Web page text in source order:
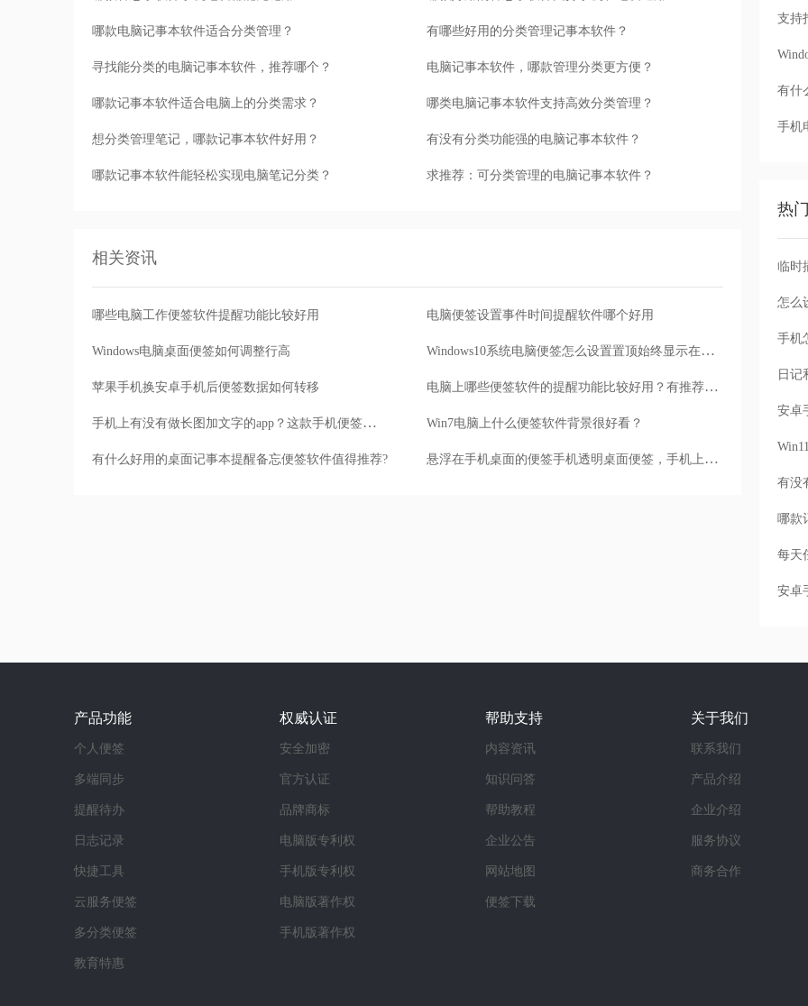
哪款电脑记事本软件适合分类管理？ 有哪些好用的分类管理记事本软件？
寻找能分类的电脑记事本软件，推荐哪个？ 电脑记事本软件，哪款管理分类更方便？
哪款记事本软件适合电脑上的分类需求？ 哪类电脑记事本软件支持高效分类管理？
想分类管理笔记，哪款记事本软件好用？ 有没有分类功能强的电脑记事本软件？
哪款记事本软件能轻松实现电脑笔记分类？ 求推荐：可分类管理的电脑记事本软件？
相关资讯
哪些电脑工作便签软件提醒功能比较好用 电脑便签设置事件时间提醒软件哪个好用
Windows电脑桌面便签如何调整行高 Windows10系统电脑便签怎么设置置顶始终显示在屏幕前面
苹果手机换安卓手机后便签数据如何转移 电脑上哪些便签软件的提醒功能比较好用？有推荐的吗
手机上有没有做长图加文字的app？这款手机便签值得选择 Win7电脑上什么便签软件背景很好看？
有什么好用的桌面记事本提醒备忘便签软件值得推荐? 悬浮在手机桌面的便签手机透明桌面便签，手机上的便签在电脑上怎么看
支持
有什
手机
热
怎么
手机
每天
安卓
产品功能
个人便签
多端同步
提醒待办
日志记录
快捷工具
云服务便签
多分类便签
教育特惠
权威认证
安全加密
官方认证
品牌商标
电脑版专利权
手机版专利权
电脑版著作权
手机版著作权
帮助支持
内容资讯
知识问答
帮助教程
企业公告
网站地图
便签下载
关于我们
联系我们
产品介绍
企业介绍
服务协议
商务合作